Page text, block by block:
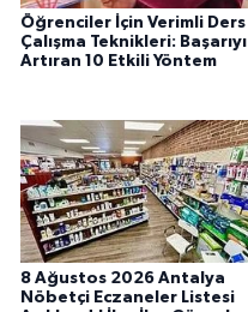
Öğrenciler İçin Verimli Ders
Çalışma Teknikleri: Başarıyı
Artıran 10 Etkili Yöntem
8 Ağustos 2026 Antalya
Nöbetçi Eczaneler Listesi